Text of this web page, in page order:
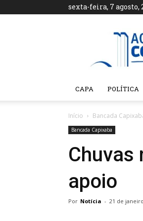
sexta-feira, 7 agosto,
Agência
CAPA POLÍTICA
Início Bancada
Bancada Capixaba
Chuvas
apoio
Por Notícia - 21 de